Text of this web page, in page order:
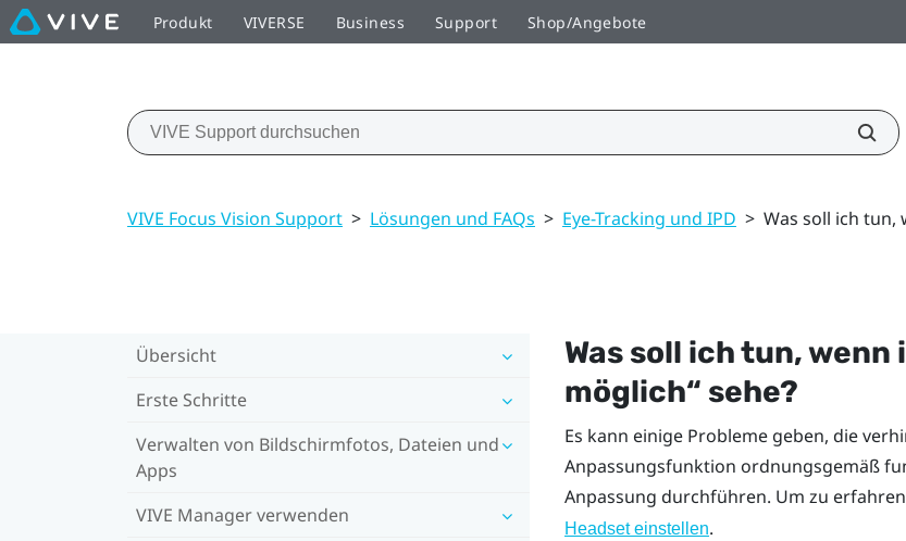
Produkt VIVERSE Business Support Shop/Angebote
VIVE Focus Vision Support > Lösungen und FAQs > Eye-Tracking und IPD > Was soll ich tun,
Übersicht
Erste Schritte
Verwalten von Bildschirmfotos, Dateien und
Apps
VIVE Manager verwenden
Was soll ich tun,
möglich​“‍ sehe?
Es kann einige Probleme geben, die
Anpassungsfunktion ordnungsgemäß
Anpassung durchführen. Um zu
Headset einstellen.